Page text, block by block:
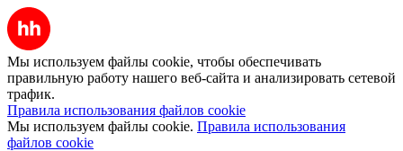
Мы используем файлы cookie, чтобы обеспечивать
правильную работу нашего веб-сайта и анализировать сетевой
трафик.
Правила использования файлов cookie
Мы используем файлы cookie. Правила использования
файлов cookie